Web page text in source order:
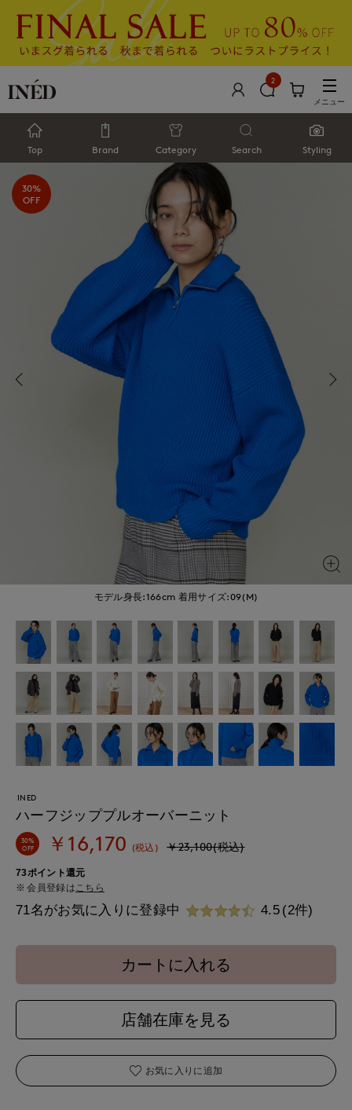
2
メニュー
Top Brand Category Search Styling
モデル身長:166cm 着用サイズ:09(M)
30%
OFF
INED
ハーフジッププルオーバーニット
30%
OFF
￥16,170 (税込) ￥23,100(税込)
73ポイント還元
会員登録は こちら
71名がお気に入りに登録中 4.5 (2件)
カートに入れる
店舗在庫を見る
お気に入りに追加